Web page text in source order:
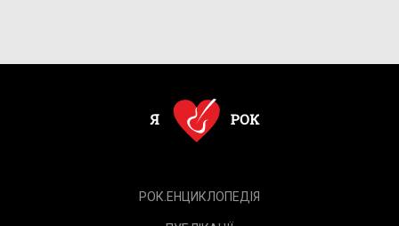
РОК.ЕНЦИКЛОПЕДІЯ